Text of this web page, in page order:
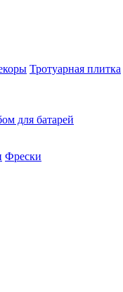
Тротуарная плитка
для батарей
Фрески